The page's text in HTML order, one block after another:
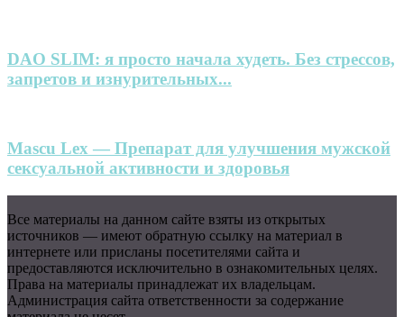
DAO SLIM: я просто начала худеть. Без стрессов,
запретов и изнурительных...
Mascu Lex — Препарат для улучшения мужской
сексуальной активности и здоровья
Все материалы на данном сайте взяты из открытых
источников — имеют обратную ссылку на материал в
интернете или присланы посетителями сайта и
предоставляются исключительно в ознакомительных целях.
Права на материалы принадлежат их владельцам.
Администрация сайта ответственности за содержание